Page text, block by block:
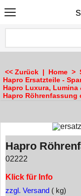
<< Zurück | Home >
Hapro Ersatzteile -
Hapro Luxura, Lumina
Hapro Röhrenfassung
Hapro
02222
Klick für Info
zzgl. Versand kg